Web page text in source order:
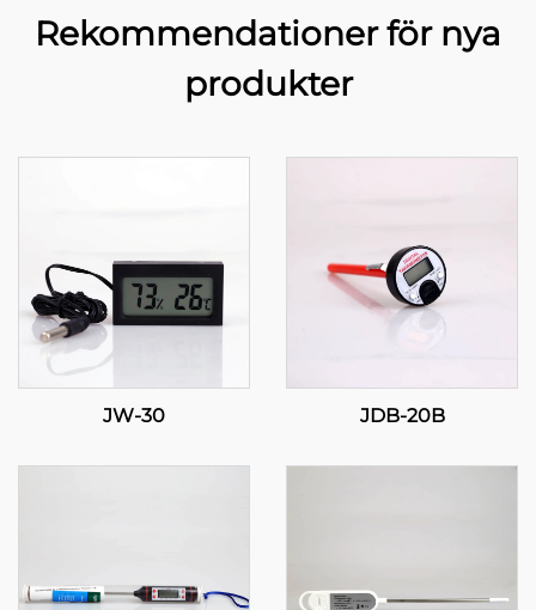
Rekommendationer för nya
produkter
JW-30 JDB-20B